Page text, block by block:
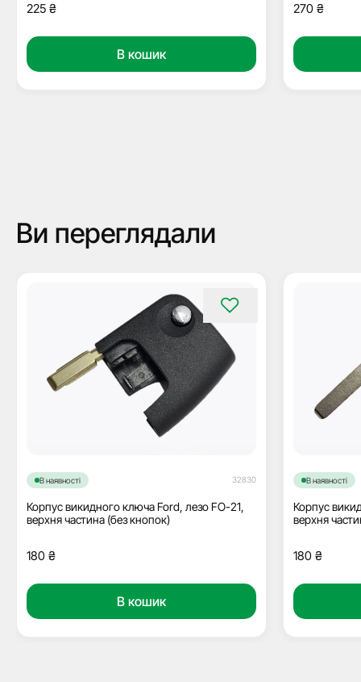
225 ₴
В кошик
270 ₴
Ви переглядали
В наявності 32830
Корпус викидного ключа Ford, лезо FO-21,
верхня частина (без кнопок)
180 ₴
В кошик
В наявності
Корпус
верхня
180 ₴